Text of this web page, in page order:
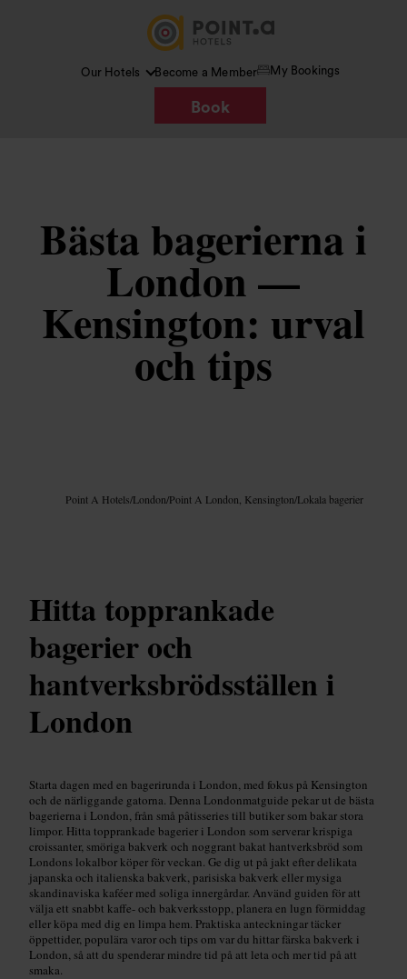
Our Hotels Become a Member My Bookings
Book
Bästa bagerierna i
London —
Kensington: urval
och tips
Point A Hotels/London/Point A London, Kensington/Lokala bagerier
Hitta topprankade
bagerier och
hantverksbrödsställen i
London
Starta dagen med en bagerirunda i London, med fokus på Kensington
och de närliggande gatorna. Denna Londonmatguide pekar ut de bästa
bagerierna i London, från små pâtisseries till butiker som bakar stora
limpor. Hitta topprankade bagerier i London som serverar krispiga
croissanter, smöriga bakverk och noggrant bakat hantverksbröd som
Londons lokalbor köper för veckan. Ge dig ut på jakt efter delikata
japanska och italienska bakverk, parisiska bakverk eller mysiga
skandinaviska kaféer med soliga innergårdar. Använd guiden för att
välja ett snabbt kaffe- och bakverksstopp, planera en lugn förmiddag
eller köpa med dig en limpa hem. Praktiska anteckningar täcker
öppettider, populära varor och tips om var du hittar färska bakverk i
London, så att du spenderar mindre tid på att leta och mer tid på att
smaka.